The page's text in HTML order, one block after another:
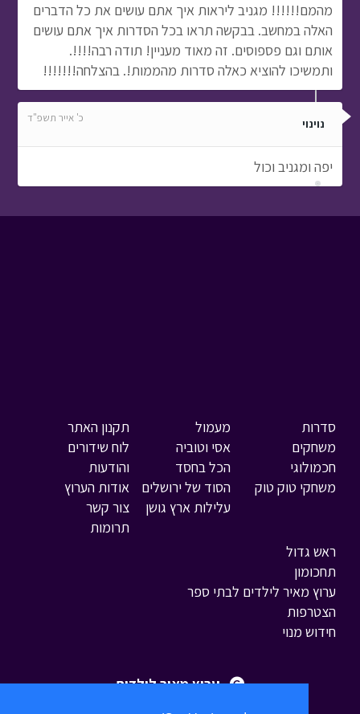
מהמם!!!!!! מגניב ליראות איך אתם עושים את כל הדברים
האלה במחשב. בבקשה תראו בכל הסדרות איך אתם עושים
אותם וגם פספוסים. זה מאוד מעניין! תודה רבה!!!!.
ותמשיכו להוציא כאלה סדרות מהממות!. בהצלחה!!!!!!!
נוינוי כ' אייר תשפ"ד
יפה ומגניב וכול
סדרות
משחקים
חכמולוגי
משחקי טוק טוק
מעמול
אסי וטוביה
הכל בחסד
הסוד של ירושלים
עלילות ארץ גושן
ראש גדול
תחכומון
ערוץ מאיר לילדים לבתי ספר
הצטרפות
חידוש מנוי
תקנון האתר
לוח שידורים
והודעות
אודות הערוץ
צור קשר
תרומות
ערוץ מאיר לילדים